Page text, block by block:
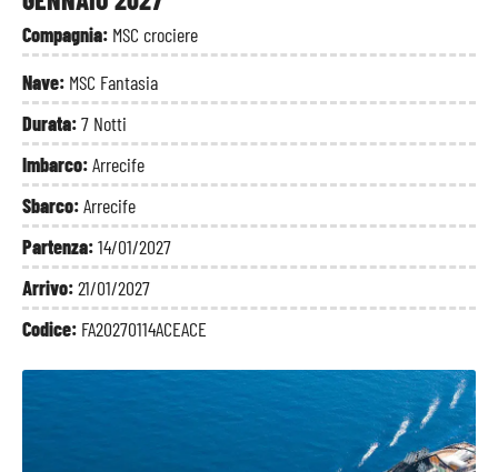
Compagnia: MSC crociere
Nave: MSC Fantasia
Durata:7 Notti
Imbarco:Arrecife
Sbarco:Arrecife
Partenza:14/01/2027
Arrivo:21/01/2027
Codice: FA20270114ACEACE